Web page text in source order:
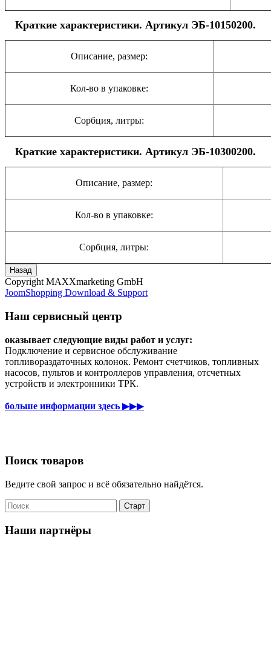
Краткие характеристики. Артикул ЭБ-10150200.
Описание, размер:
Кол-во в упаковке:
Сорбция, литры:
Краткие характеристики. Артикул ЭБ-10300200.
Описание, размер:
Кол-во в упаковке:
Сорбция, литры:
Copyright MAXXmarketing GmbH
JoomShopping Download & Support
Наш сервисный центр
оказывает следующие виды работ и услуг:
Подключение и сервисное обслуживание
топливораздаточных колонок. Ремонт счетчиков, топливных
насосов, пультов и контроллеров управления, отсчетных
устройств и электронники ТРК.
больше информации здесь ▶▶▶
Поиск товаров
Ведите свой запрос и всё обязательно найдётся.
Наши партнёры